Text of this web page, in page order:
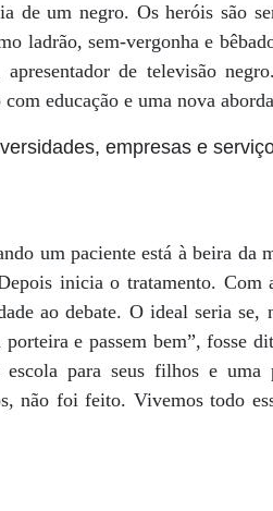
de um negro. Os heróis são
ladrão, sem-vergonha e
de televisão
educação e uma nova
empresas e
um paciente está à beira da
inicia o tratamento. Com
ao debate. O ideal seria
e passem bem”, fosse
para seus filhos e
não foi feito. Vivemos todo